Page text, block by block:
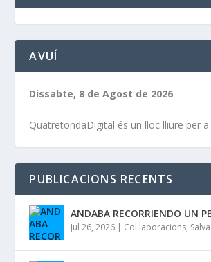
AVUÍ
Dissabte, 8 de Agost de 2026
QuatretondaDigital és un lloc lliure per a
PUBLICACIONS RECENTS
ANDABA RECORRIENDO UN
Jul 26, 2026 | Col·laboracions, Salva